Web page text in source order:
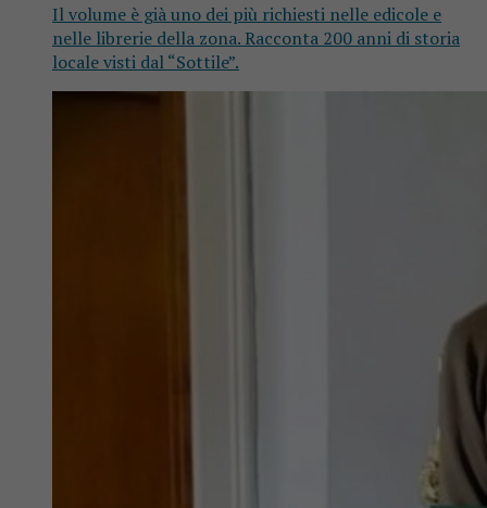
Il volume è già uno dei più richiesti nelle edicole e
nelle librerie della zona. Racconta 200 anni di storia
locale visti dal “Sottile”.